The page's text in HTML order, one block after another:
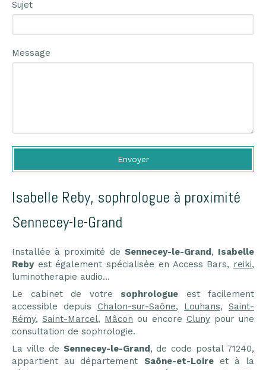
Sujet
Message
Envoyer
Isabelle Reby, sophrologue à proximité
Sennecey-le-Grand
Installée à proximité de Sennecey-le-Grand , Isabelle
Rebyest également spécialisée en Access Bars, reiki,
luminotherapie audio...
Le cabinet de votre sophrologue est facilement
accessible depuis Chalon-sur-Saône, Louhans, Saint-
Rémy,Saint-Marcel, Mâcon ou encore Clunypour une
consultation de sophrologie.
La ville de Sennecey-le-Grand , de code postal 71240,
appartient au département Saône-et-Loireet à la